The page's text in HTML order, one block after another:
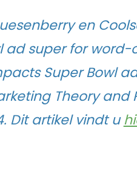
en
ad super for
Super Bowl
Theory and
Dit artikel vindt u